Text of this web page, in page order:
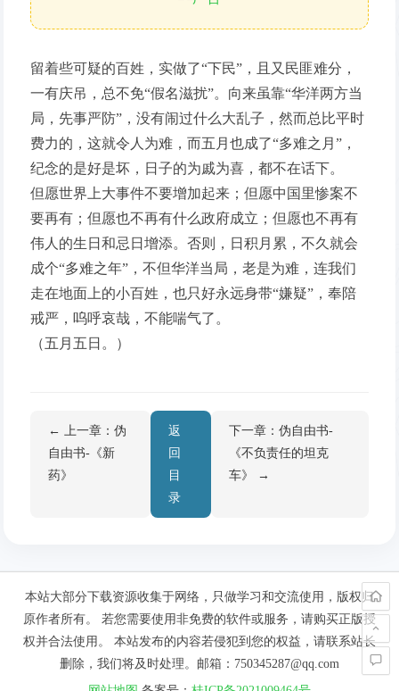
留着些可疑的百姓，实做了“下民”，且又民匪难分，
一有庆吊，总不免“假名滋扰”。向来虽靠“华洋两方当
局，先事严防”，没有闹过什么大乱子，然而总比平时
费力的，这就令人为难，而五月也成了“多难之月”，
纪念的是好是坏，日子的为戚为喜，都不在话下。
但愿世界上大事件不要增加起来；但愿中国里惨案不
要再有；但愿也不再有什么政府成立；但愿也不再有
伟人的生日和忌日增添。否则，日积月累，不久就会
成个“多难之年”，不但华洋当局，老是为难，连我们
走在地面上的小百姓，也只好永远身带“嫌疑”，奉陪
戒严，呜呼哀哉，不能喘气了。
（五月五日。）
← 上一章：伪
自由书-《新
药》
返
回
目
录
下一章：伪自由书-
《不负责任的坦克
车》 →
本站大部分下载资源收集于网络，只做学习和交流使用，版权归
原作者所有。 若您需要使用非免费的软件或服务，请购买正版授
权并合法使用。 本站发布的内容若侵犯到您的权益，请联系站长
删除，我们将及时处理。邮箱：750345287@qq.com